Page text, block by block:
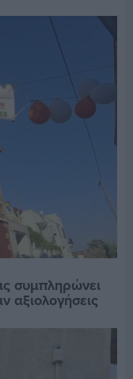
συμπληρώνει
αξιολογήσεις